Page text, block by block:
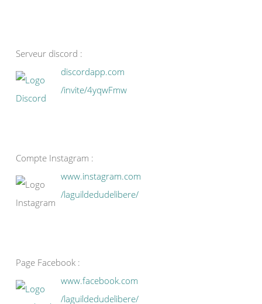
Serveur discord :
discordapp.com
/invite/4yqwFmw
Compte Instagram :
www.instagram.com
/laguildedudelibere/
Page Facebook :
www.facebook.com
/laguildedudelibere/